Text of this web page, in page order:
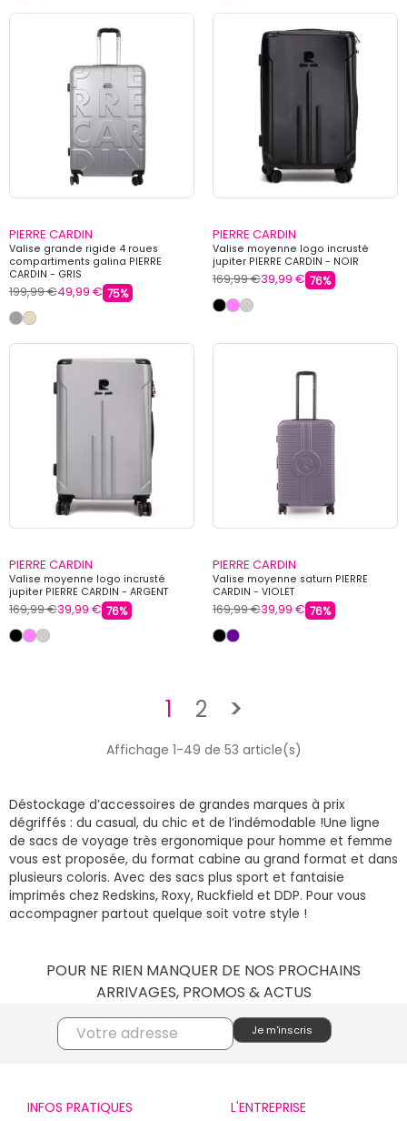
PIERRE CARDIN
Valise grande rigide 4 roues
compartiments galina PIERRE
CARDIN - GRIS
199,99 €49,99 € 75%
PIERRE CARDIN
Valise moyenne logo incrusté
jupiter PIERRE CARDIN - NOIR
169,99 €39,99 € 76%
PIERRE CARDIN
Valise moyenne logo incrusté
jupiter PIERRE CARDIN - ARGENT
169,99 €39,99 € 76%
PIERRE CARDIN
Valise moyenne saturn PIERRE
CARDIN - VIOLET
169,99 €39,99 € 76%
1 2 >
Affichage 1-49 de 53 article(s)
Déstockage d’accessoires de grandes marques à prix
dégriffés : du casual, du chic et de l’indémodable !Une ligne
de sacs de voyage très ergonomique pour homme et femme
vous est proposée, du format cabine au grand format et dans
plusieurs coloris. Avec des sacs plus sport et fantaisie
imprimés chez Redskins, Roxy, Ruckfield et DDP. Pour vous
accompagner partout quelque soit votre style !
POUR NE RIEN MANQUER DE NOS PROCHAINS
ARRIVAGES, PROMOS & ACTUS
INFOS PRATIQUES L'ENTREPRISE